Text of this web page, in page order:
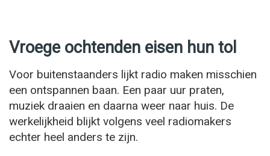
Vroege ochtenden eisen hun tol
Voor buitenstaanders lijkt radio maken misschien
een ontspannen baan. Een paar uur praten,
muziek draaien en daarna weer naar huis. De
werkelijkheid blijkt volgens veel radiomakers
echter heel anders te zijn.